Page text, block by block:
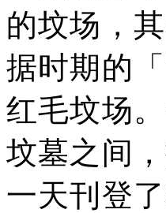
的坟场，
据时期的
红毛坟场
坟墓之间
一天刊登